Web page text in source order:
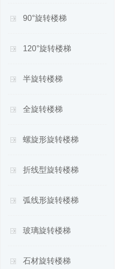
90°旋转楼梯
120°旋转楼梯
半旋转楼梯
全旋转楼梯
螺旋形旋转楼梯
折线型旋转楼梯
弧线形旋转楼梯
玻璃旋转楼梯
石材旋转楼梯